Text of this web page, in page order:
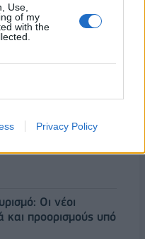
Use,
of my
with the
Privacy Policy
– Πάνω από
από τα
μετά τις πυρκαγιές
Οι νέοι
και προορισμούς υπό